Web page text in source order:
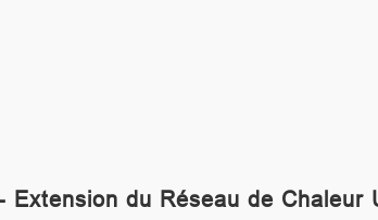
Extension du Réseau de Chaleur